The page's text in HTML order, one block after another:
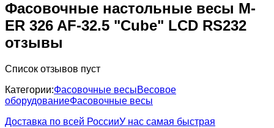
Фасовочные настольные весы M-
ER 326 AF-32.5 "Cube" LCD RS232
отзывы
Список отзывов пуст
Категории:Фасовочные весыВесовое
оборудованиеФасовочные весы
Доставка по всей РоссииУ нас самая быстрая